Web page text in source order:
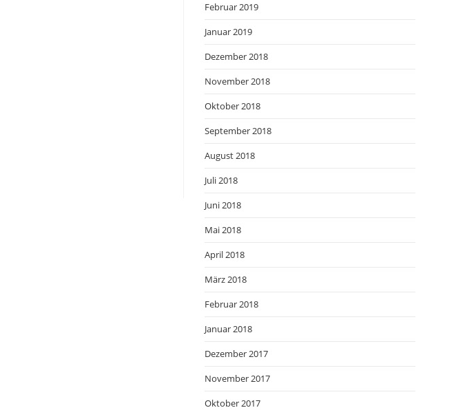
Februar 2019
Januar 2019
Dezember 2018
November 2018
Oktober 2018
September 2018
August 2018
Juli 2018
Juni 2018
Mai 2018
April 2018
März 2018
Februar 2018
Januar 2018
Dezember 2017
November 2017
Oktober 2017